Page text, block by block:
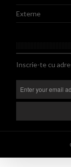
Externe
Inscrie-te cu